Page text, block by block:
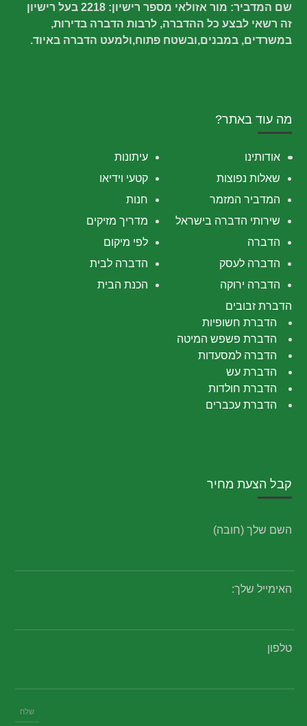
שם המדביר: מור אזולאי מספר רישיון: 2218 בעל רישיון
זה רשאי לבצע כל ההדברה, לרבות הדברה בדירות,
במשרדים, במבנים,ובשטח פתוח,ולמעט הדברה באיוד.
מה עוד באתר?
עיתונות
אודותינו
קטעי וידיאו
שאלות נפוצות
חנות
המדביר המזמר
מדריך מזיקים
שירותי הדברה בישראל
לפי מיקום
הדברה
הדברה לבית
הדברה לעסק
הכנת הבית
הדברה ירוקה
הדברת זבובים
הדברת חשופיות
הדברת פשפש המיטה
הדברה למסעדות
הדברת עש
הדברת חולדות
הדברת עכברים
קבל הצעת מחיר
השם שלך (חובה)
האימייל שלך:
טלפון